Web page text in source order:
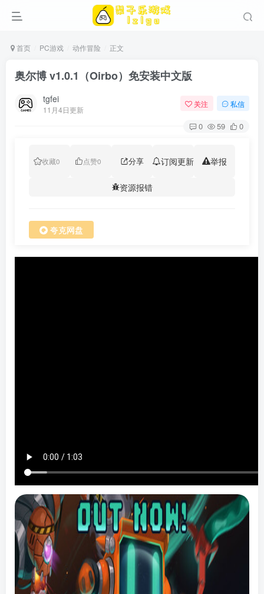
首页 PC游戏 动作冒险 正文
奥尔博 v1.0.1（Oirbo）免安装中文版
tgfei
11月4日更新
关注 私信
0 59 0
收藏0 点赞0 分享 订阅更新 举报
资源报错
夸克网盘